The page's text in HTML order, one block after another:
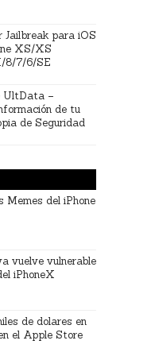
Jailbreak para iOS
XS/XS
8/7/6/SE
UltData –
de tu
de Seguridad
Memes del iPhone
vuelve vulnerable
iPhoneX
de dolares en
el Apple Store